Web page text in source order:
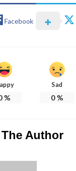
Facebook
%
Sad
0%
Author